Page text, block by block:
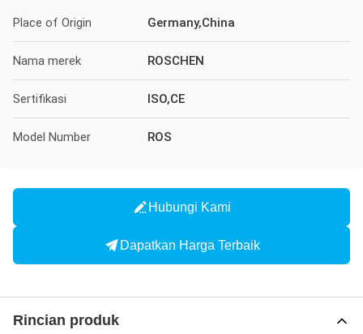
Place of Origin Germany,China
Nama merek ROSCHEN
Sertifikasi ISO,CE
Model Number ROS
Hubungi Kami
Dapatkan Harga Terbaik
Rincian produk